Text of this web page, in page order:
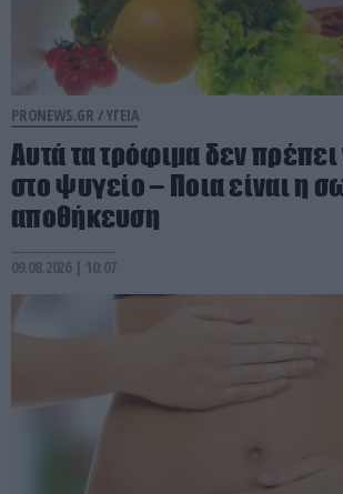
PRONEWS.GR /ΥΓΕΙΑ
Αυτά τα τρόφιμα δεν
στο ψυγείο – Ποια είναι η
αποθήκευση
09.08.2026 | 10:07